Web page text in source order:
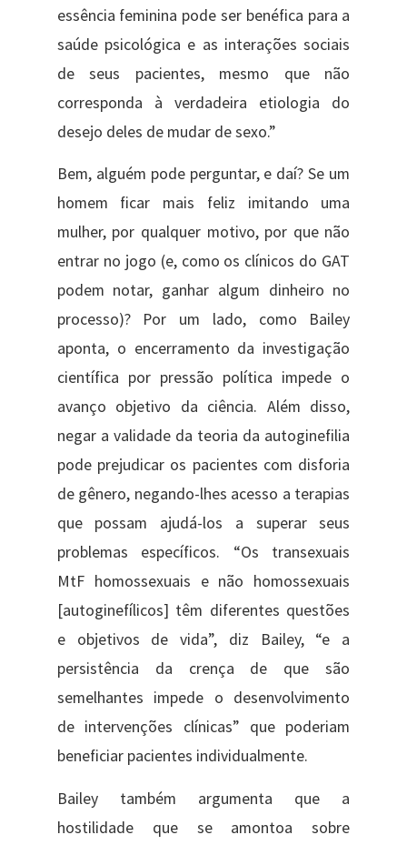
essência feminina pode ser benéfica para a
saúde psicológica e as interações sociais
de seus pacientes, mesmo que não
corresponda à verdadeira etiologia do
desejo deles de mudar de sexo.”
Bem, alguém pode perguntar, e daí? Se um
homem ficar mais feliz imitando uma
mulher, por qualquer motivo, por que não
entrar no jogo (e, como os clínicos do GAT
podem notar, ganhar algum dinheiro no
processo)? Por um lado, como Bailey
aponta, o encerramento da investigação
científica por pressão política impede o
avanço objetivo da ciência. Além disso,
negar a validade da teoria da autoginefilia
pode prejudicar os pacientes com disforia
de gênero, negando-lhes acesso a terapias
que possam ajudá-los a superar seus
problemas específicos. “Os transexuais
MtF homossexuais e não homossexuais
[autoginefílicos] têm diferentes questões
e objetivos de vida”, diz Bailey, “e a
persistência da crença de que são
semelhantes impede o desenvolvimento
de intervenções clínicas” que poderiam
beneficiar pacientes individualmente.
Bailey também argumenta que a
hostilidade que se amontoa sobre